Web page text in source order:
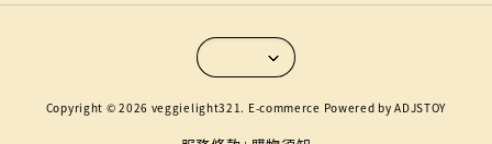
Copyright © 2026 veggielight321. E-commerce Powered by ADJSTOY